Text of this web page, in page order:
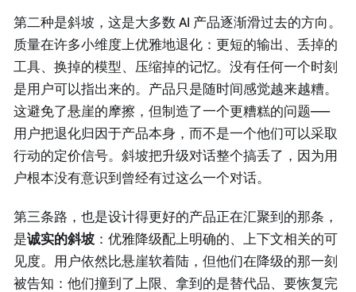
第二种是斜坡，这是大多数 AI 产品逐渐滑过去的方向。
质量在许多小维度上优雅地退化：更短的输出、丢掉的
工具、换掉的模型、压缩掉的记忆。没有任何一个时刻
是用户可以指出来的。产品只是随时间感觉越来越糟。
这避免了悬崖的摩擦，但制造了一个更糟糕的问题——
用户把退化归因于产品本身，而不是一个他们可以采取
行动的定价信号。斜坡把升级对话整个搞丢了，因为用
户根本没有意识到曾经有过这么一个对话。
第三条路，也是设计得更好的产品正在汇聚到的那条，
是诚实的斜坡 ：优雅降级配上明确的、上下文相关的可
见度。用户依然比悬崖软着陆，但他们在降级的那一刻
被告知：他们撞到了上限、拿到的是替代品、要恢复完